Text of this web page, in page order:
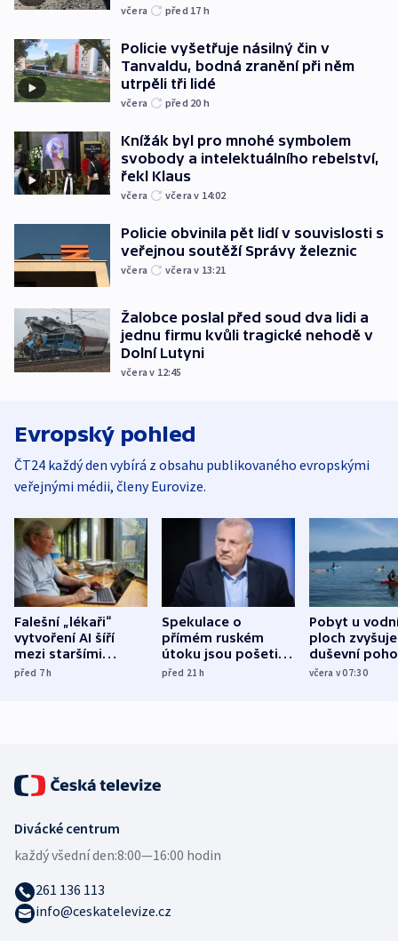
včera před 17 h
Policie vyšetřuje násilný čin v
Tanvaldu, bodná zranění při něm
utrpěli tři lidé
včera před 20 h
Knížák byl pro mnohé symbolem
svobody a intelektuálního rebelství,
řekl Klaus
včera včera v 14:02
Policie obvinila pět lidí v souvislosti s
veřejnou soutěží Správy železnic
včera včera v 13:21
Žalobce poslal před soud dva lidi a
jednu firmu kvůli tragické nehodě v
Dolní Lutyni
včera v 12:45
Evropský pohled
ČT24 každý den vybírá z obsahu publikovaného evropskými
veřejnými médii, členy Eurovize.
Falešní „lékaři“
vytvoření AI šíří
mezi staršími
Poláky nebezpečné
před 7h
Spekulace o
přímém ruském
útoku jsou pošetilé,
míní estonský
před 21h
Pobyt u
ploch zvyšuje
duševní
ukázala
včera v 07:30
Divácké centrum
každý všední den:8:00—16:00 hodin
261 136 113
info@ceskatelevize.cz